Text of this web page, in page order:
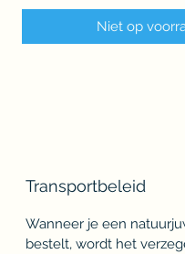
Niet op
Transportbeleid
Wanneer je een
bestelt, wordt het